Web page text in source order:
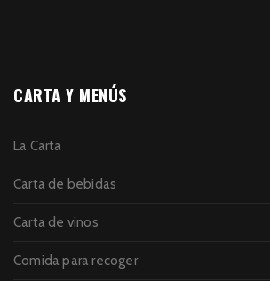
CARTA Y MENÚS
La Carta
Carta de bebidas
Carta de vinos
Comida para recoger